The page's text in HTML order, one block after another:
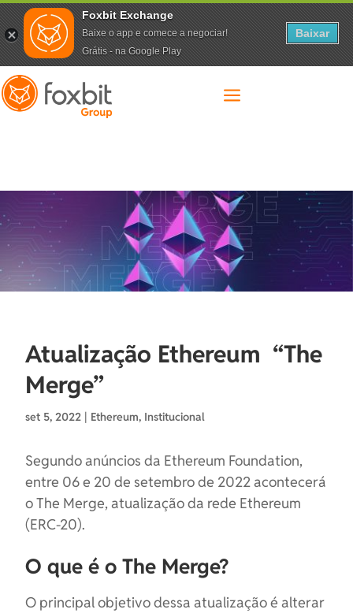
a
Atualização Ethereum “The
Merge”
set 5, 2022 | Ethereum, Institucional
Segundo anúncios da Ethereum Foundation,
entre 06 e 20 de setembro de 2022 acontecerá
o The Merge, atualização da rede Ethereum
(ERC-20).
O que é o The Merge?
O principal objetivo dessa atualização é alterar
Foxbit Exchange
Baixe o app e comece a negociar!
Grátis - na Google Play
Baixar